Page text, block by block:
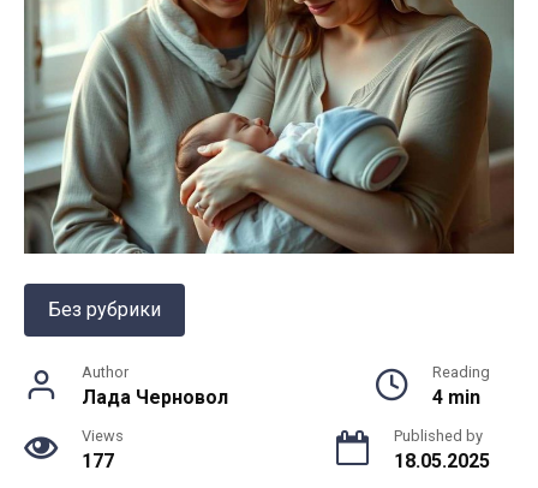
Без рубрики
Author
Лада Черновол
Reading
4 min
Views
177
Published by
18.05.2025